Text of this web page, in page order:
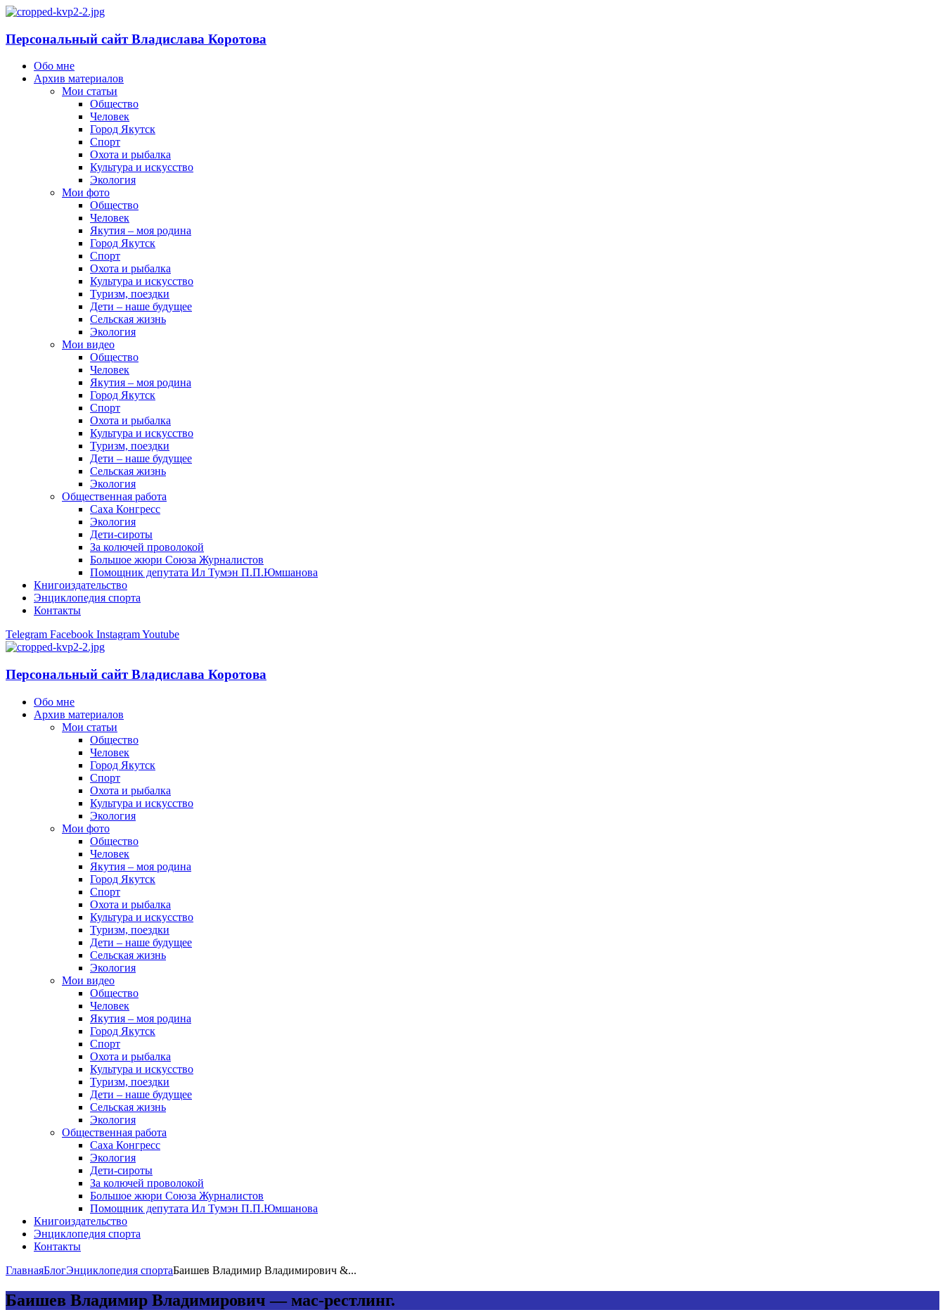
Персональный сайт Владислава Коротова
Обо мне
Архив материалов
Мои статьи
Общество
Человек
Город Якутск
Спорт
Охота и рыбалка
Культура и искусство
Экология
Мои фото
Общество
Человек
Якутия – моя родина
Город Якутск
Спорт
Охота и рыбалка
Культура и искусство
Туризм, поездки
Дети – наше будущее
Сельская жизнь
Экология
Мои видео
Общество
Человек
Якутия – моя родина
Город Якутск
Спорт
Охота и рыбалка
Культура и искусство
Туризм, поездки
Дети – наше будущее
Сельская жизнь
Экология
Общественная работа
Саха Конгресс
Экология
Дети-сироты
За колючей проволокой
Большое жюри Союза Журналистов
Помощник депутата Ил Тумэн П.П.Юмшанова
Книгоиздательство
Энциклопедия спорта
Контакты
Telegram Facebook InstagramYoutube
Персональный сайт Владислава Коротова
Обо мне
Архив материалов
Мои статьи
Общество
Человек
Город Якутск
Спорт
Охота и рыбалка
Культура и искусство
Экология
Мои фото
Общество
Человек
Якутия – моя родина
Город Якутск
Спорт
Охота и рыбалка
Культура и искусство
Туризм, поездки
Дети – наше будущее
Сельская жизнь
Экология
Мои видео
Общество
Человек
Якутия – моя родина
Город Якутск
Спорт
Охота и рыбалка
Культура и искусство
Туризм, поездки
Дети – наше будущее
Сельская жизнь
Экология
Общественная работа
Саха Конгресс
Экология
Дети-сироты
За колючей проволокой
Большое жюри Союза Журналистов
Помощник депутата Ил Тумэн П.П.Юмшанова
Книгоиздательство
Энциклопедия спорта
Контакты
ГлавнаяБлогЭнциклопедия спортаБаишев Владимир Владимирович &...
Баишев Владимир Владимирович — мас-рестлинг.